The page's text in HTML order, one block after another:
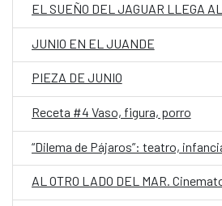
JUNIO EN EL JUANDE
PIEZA DE JUNIO
Receta #4 Vaso, figura, porro